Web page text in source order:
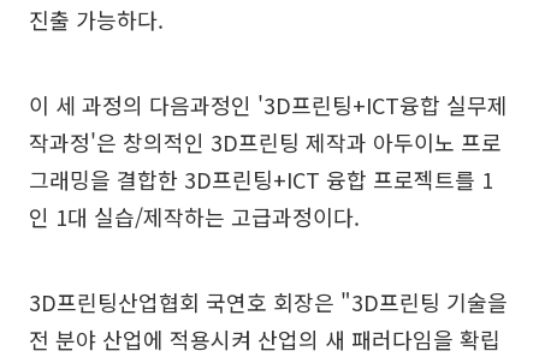
진출 가능하다.
이 세 과정의 다음과정인 '3D프린팅+ICT융합 실무제
작과정'은 창의적인 3D프린팅 제작과 아두이노 프로
그래밍을 결합한 3D프린팅+ICT 융합 프로젝트를 1
인 1대 실습/제작하는 고급과정이다.
3D프린팅산업협회 국연호 회장은 "3D프린팅 기술을
전 분야 산업에 적용시켜 산업의 새 패러다임을 확립